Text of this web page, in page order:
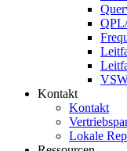
Kontakt
Kontakt
Lokale